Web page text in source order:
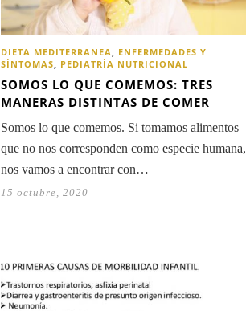
DIETA MEDITERRANEA, ENFERMEDADES Y
SÍNTOMAS, PEDIATRÍA NUTRICIONAL
SOMOS LO QUE COMEMOS: TRES
MANERAS DISTINTAS DE COMER
Somos lo que comemos. Si tomamos alimentos
que no nos corresponden como especie humana,
nos vamos a encontrar con…
15 octubre, 2020